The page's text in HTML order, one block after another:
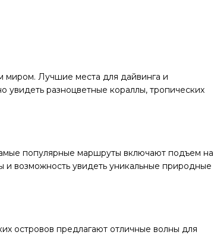
миром. Лучшие места для дайвинга и
разноцветные кораллы, тропических
популярные маршруты включают подъем на
возможность увидеть уникальные природные
островов предлагают отличные волны для